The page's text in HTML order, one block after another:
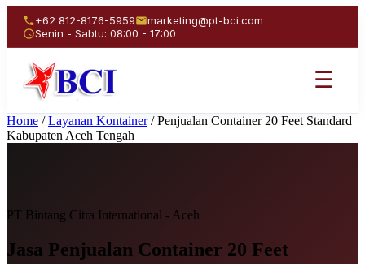
+62 812-8176-5959
marketing@pt-bci.com
Senin - Sabtu: 08:00 - 17:00
☰
Home / Layanan Kontainer / Penjualan Container 20 Feet Standard
Kabupaten Aceh Tengah
PT Bintang Citra International - Aceh
Jasa Penjualan Container 20 Feet